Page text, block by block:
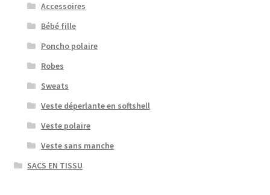
Accessoires
Bébé fille
Poncho polaire
Robes
Sweats
Veste déperlante en softshell
Veste polaire
Veste sans manche
SACS EN TISSU